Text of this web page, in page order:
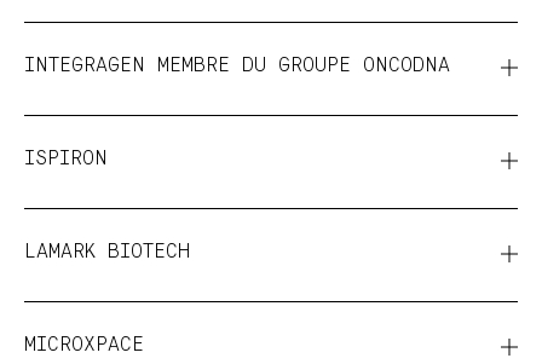
INTEGRAGEN MEMBRE DU GROUPE ONCODNA
ISPIRON
LAMARK BIOTECH
MICROXPACE